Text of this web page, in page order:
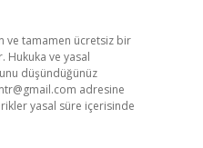
ve tamamen ücretsiz bir
Hukuka ve yasal
düşündüğünüz
adresine
yasal süre içerisinde